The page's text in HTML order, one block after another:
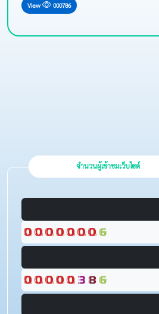
View 000786
จำนวนผู้เข้าชมเว็บไซต์